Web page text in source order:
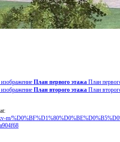
План первого этажа План
План второго этажа План
m/